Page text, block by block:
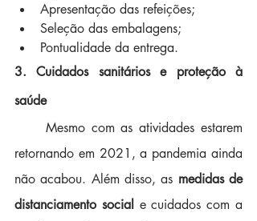
Apresentação das refeições;
Seleção das embalagens;
Pontualidade da entrega.
3. Cuidados sanitários e proteção à
saúde
retornando em 2021, a pandemia ainda
não acabou. Além disso, as medidas de
distanciamento social e cuidados com a